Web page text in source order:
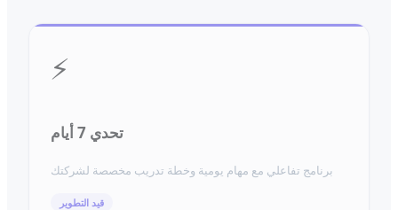
⚡
تحدي 7 أيام
برنامج تفاعلي مع مهام يومية وخطة تدريب مخصصة لشركتك
قيد التطوير